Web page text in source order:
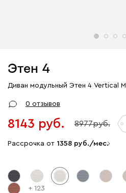
Этен 4
Диван модульный Этен 4 Vertical
0 отзывов
8143 8977
Рассрочка от 1358 /мес.
+ 123